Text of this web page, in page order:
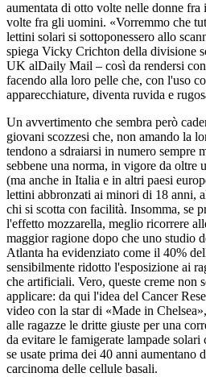
aumentata di otto volte nelle donne
volte fra gli uomini. «Vorremmo che
lettini solari si sottoponessero allo
spiega Vicky Crichton della divisione
UK alDaily Mail – così da rendersi
facendo alla loro pelle che, con l'uso
apparecchiature, diventa ruvida e
Un avvertimento che sembra però
giovani scozzesi che, non amando la
tendono a sdraiarsi in numero sempre
sebbene una norma, in vigore da oltre
(ma anche in Italia e in altri paesi
lettini abbronzati ai minori di 18 anni,
chi si scotta con facilità. Insomma, se
l'effetto mozzarella, meglio ricorrere
maggior ragione dopo che uno studio
Atlanta ha evidenziato come il 40%
sensibilmente ridotto l'esposizione ai
che artificiali. Vero, queste creme non
applicare: da qui l'idea del Cancer
video con la star di «Made in
alle ragazze le dritte giuste per una
da evitare le famigerate lampade solari
se usate prima dei 40 anni aumentano
carcinoma delle cellule basali.